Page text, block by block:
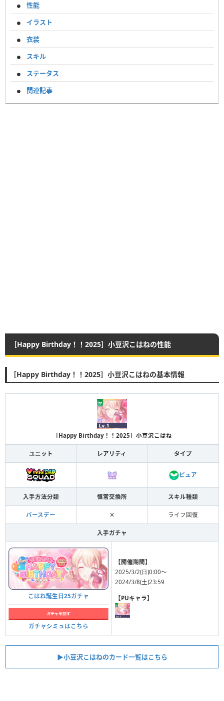
性能
イラスト
衣装
スキル
ステータス
関連記事
［Happy Birthday！！2025］小豆沢こはねの性能
［Happy Birthday！！2025］小豆沢こはねの基本情報
［Happy Birthday！！2025］小豆沢こはね
ユニット レアリティ タイプ
ピュア
入手方法分類 恒常交換所 スキル種類
バースデー ✕ ライフ回復
入手ガチャ
こはね誕生日25ガチャ
ガチャシミュはこちら
【開催期間】
2025/3/2(日)0:00〜
2024/3/8(土)23:59
【PUキャラ】
▶︎小豆沢こはねのカード一覧はこちら